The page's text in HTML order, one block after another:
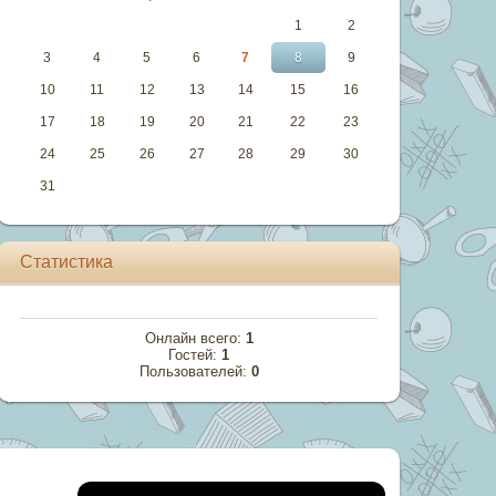
1 2
3 4 5 6 7 8 9
10 11 12 13 14 15 16
17 18 19 20 21 22 23
24 25 26 27 28 29 30
31
Статистика
Онлайн всего: 1
Гостей:1
Пользователей: 0